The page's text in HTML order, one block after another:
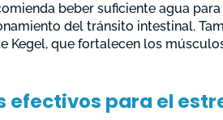
beber suficiente agua
del tránsito intestinal.
Kegel, que fortalecen los
efectivos para el